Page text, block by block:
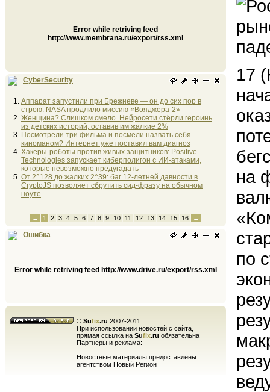
Error while retriving feed
http://www.membrana.ru/export/rss.xml
CyberSecurity
Аппарат запустили при Брежневе — он до сих пор в
строю. NASA продлило миссию «Вояджера-2»
Женщина? Слишком смело. Нейросети стёрли героинь
из детских историй, оставив им жалкие 2%
Посмотрели три фильма и посмели назвать себя
киноманом? Интернет уже поставил вам диагноз
Хакеры-роботы против живых защитников: Positive
Technologies запускает киберполигон с ИИ-атаками,
которые невозможно предугадать
От 2^128 до жалких 2^39: баг 12-летней давности в
CryptoJS позволяет сбрутить сид-фразу на обычном
ноуте
← 1 2 3 4 5 6 7 8 9 10 11 12 13 14 15 16 →
Ошибка
Error while retriving feed http://www.drive.ru/export/rss.xml
© Sufix.ru 2007-2011
При использовании новостей с сайта,
прямая ссылка на Sufix.ru обязательна
Партнеры и реклама:
Новостные материалы предоставлены
агентством Новый Регион
17
на
по